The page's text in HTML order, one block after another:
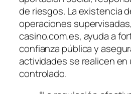
de riesgos. La existencia
operaciones
casino.com.es, ayuda a
confianza pública y
actividades se realicen
controlado.